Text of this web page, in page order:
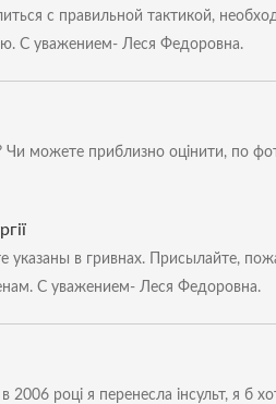
с правильной тактикой,
С уважением- Леся Федоровна.
Чи можете приблизно оцінити, по
в гривнах. Присылайте,
С уважением- Леся Федоровна.
році я перенесла інсульт, я б